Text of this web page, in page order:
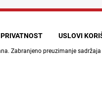
PRIVATNOST USLOVI
Zabranjeno preuzimanje